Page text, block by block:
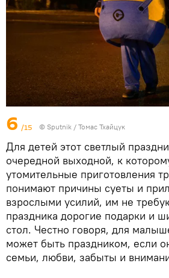
6 /15 © Sputnik / Томас Тхайцук
Для детей этот светлый
очередной выходной, к
утомительные приготовления
понимают причины суеты и
взрослыми усилий, им не
праздника дорогие подарки и
стол. Честно говоря, для
может быть праздником, если
семьи, любви, забыты и